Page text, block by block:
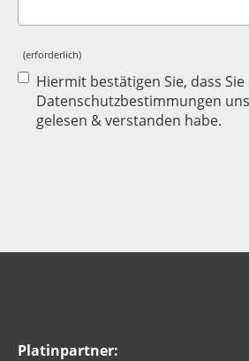
(erforderlich)
Hiermit bestätigen Sie, dass Sie
Datenschutzbestimmungen
gelesen & verstanden habe.
Platinpartner: